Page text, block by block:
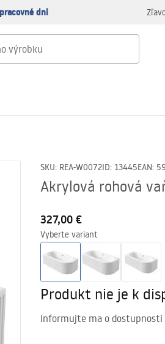
dni
SKU: REA-W0072ID: 13445EAN:
Akrylová rohová
327,00 €
Vyberte variant
Produkt nie je k
Informujte ma o dostupnosti